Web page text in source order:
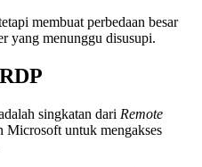
membuat perbedaan besar
yang menunggu disusupi.
singkatan dari Remote
Microsoft untuk mengakses